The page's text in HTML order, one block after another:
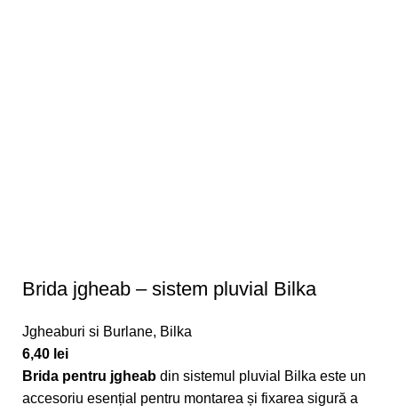
Brida jgheab – sistem pluvial Bilka
Jgheaburi si Burlane, Bilka
6,40 lei
Brida pentru jgheab din sistemul pluvial Bilka este un
accesoriu esențial pentru montarea și fixarea sigură a